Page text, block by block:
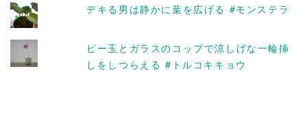
デキる男は静かに葉を広げる #モンステラ
ビー玉とガラスのコップで涼しげな一輪挿
しをしつらえる #トルコキキョウ